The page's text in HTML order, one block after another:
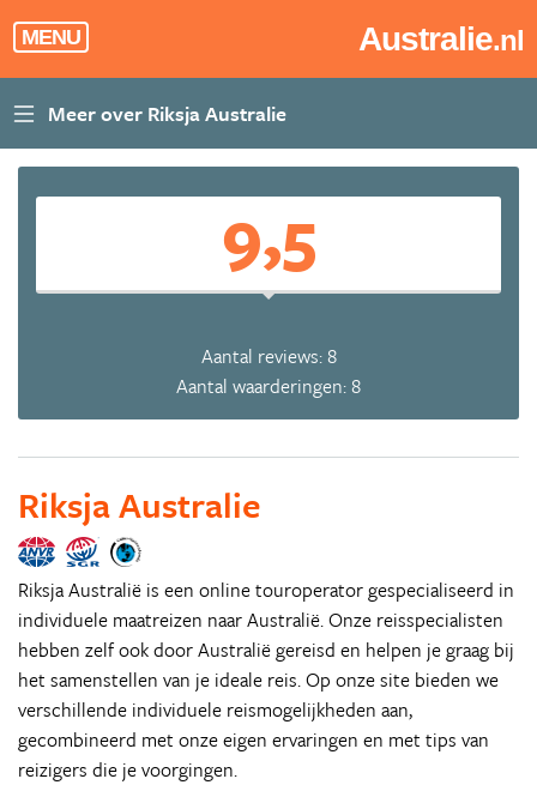
MENU Australie.nl
9,5
Aantal reviews: 8
Aantal waarderingen: 8
Riksja Australie
Riksja Australië is een online touroperator gespecialiseerd in
individuele maatreizen naar Australië. Onze reisspecialisten
hebben zelf ook door Australië gereisd en helpen je graag bij
het samenstellen van je ideale reis. Op onze site bieden we
verschillende individuele reismogelijkheden aan,
gecombineerd met onze eigen ervaringen en met tips van
reizigers die je voorgingen.